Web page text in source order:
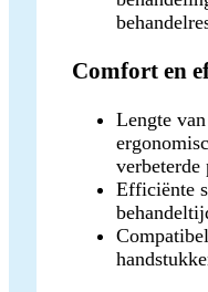
Comfort en
Lengte
verbeterde
Efficiënte